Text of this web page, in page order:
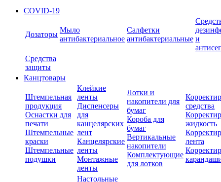
COVID-19
Дозаторы
Мыло
антибактериальное
Салфетки
антибактериальные и
Средства
защиты
Канцтовары
Штемпельная
продукция
Оснастки для
печати
Штемпельные
краски
Штемпельные
подушки
Клейкие
ленты
Диспенсеры
для
канцелярских
лент
Канцелярские
ленты
Монтажные
ленты
Лотки и
накопители для
бумаг
Короба для
бумаг
Вертикальные
накопители
Комплектующие
для лотков
средства
жидкость
лента
Настольные